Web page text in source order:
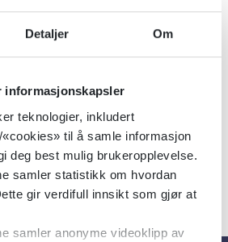
Detaljer Om
informasjonskapsler
teknologier, inkludert
til å samle informasjon
deg best mulig brukeropplevelse.
samler statistikk om hvordan
gir verdifull innsikt som gjør at
samler anonyme videoklipp av
Library 2019
29 30 31 32 »